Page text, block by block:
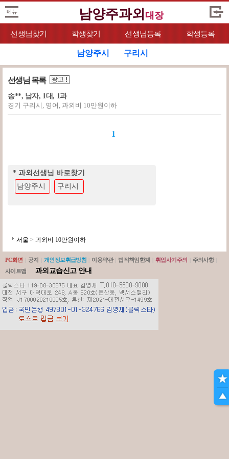
남양주과외 대장
선생님찾기 학생찾기 선생님등록 학생등록
남양주시 구리시
선생님 목록
송**, 남자, 1대, 1과
경기 구리시, 영어, 과외비 10만원이하
1
* 과외선생님 바로찾기
남양주시
구리시
서울 > 과외비 10만원이하
PC화면 공지 개인정보취급방침 이용약관 법적책임한계 취업사기주의 주의사항
사이트맵
과외교습신고 안내